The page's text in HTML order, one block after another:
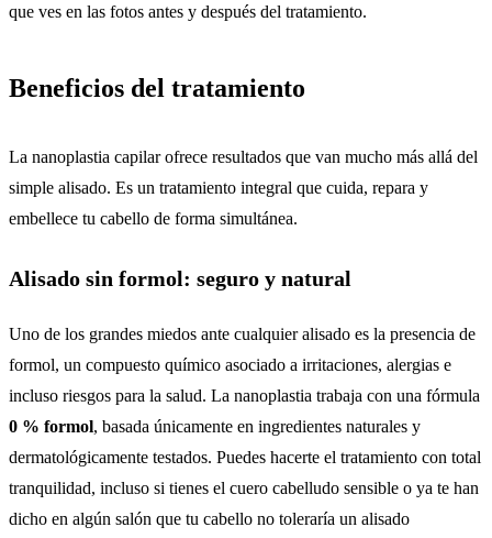
que ves en las fotos antes y después del tratamiento.
Beneficios del tratamiento
La nanoplastia capilar ofrece resultados que van mucho más allá del
simple alisado. Es un tratamiento integral que cuida, repara y
embellece tu cabello de forma simultánea.
Alisado sin formol: seguro y natural
Uno de los grandes miedos ante cualquier alisado es la presencia de
formol, un compuesto químico asociado a irritaciones, alergias e
incluso riesgos para la salud. La nanoplastia trabaja con una fórmula
0 % formol, basada únicamente en ingredientes naturales y
dermatológicamente testados. Puedes hacerte el tratamiento con total
tranquilidad, incluso si tienes el cuero cabelludo sensible o ya te han
dicho en algún salón que tu cabello no toleraría un alisado